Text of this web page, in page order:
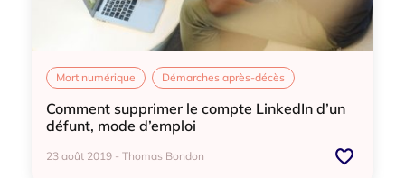
Mort numérique Démarches après-décès
Comment supprimer le compte LinkedIn d’un
défunt, mode d’emploi
23 août 2019 - Thomas Bondon